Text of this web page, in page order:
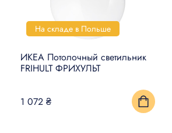
На складе в Польше
ИКЕА Потолочный светильник
FRIHULT ФРИХУЛЬТ
1 072 ₴